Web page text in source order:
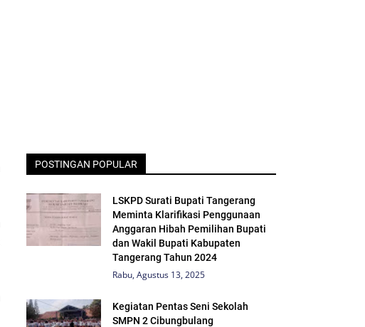
POSTINGAN POPULAR
LSKPD Surati Bupati Tangerang
Meminta Klarifikasi Penggunaan
Anggaran Hibah Pemilihan Bupati
dan Wakil Bupati Kabupaten
Tangerang Tahun 2024
Rabu, Agustus 13, 2025
Kegiatan Pentas Seni Sekolah
SMPN 2 Cibungbulang